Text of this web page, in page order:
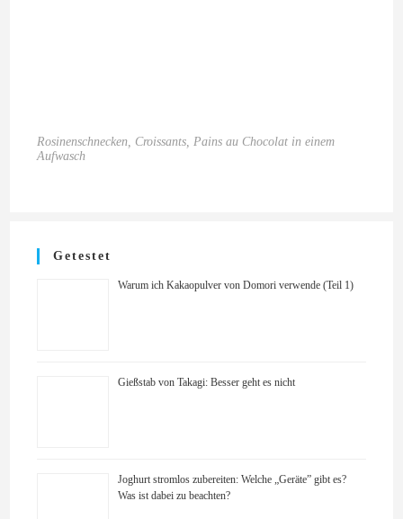
Rosinenschnecken, Croissants, Pains au Chocolat in einem
Aufwasch
Getestet
Warum ich Kakaopulver von Domori verwende (Teil 1)
Gießstab von Takagi: Besser geht es nicht
Joghurt stromlos zubereiten: Welche „Geräte” gibt es?
Was ist dabei zu beachten?